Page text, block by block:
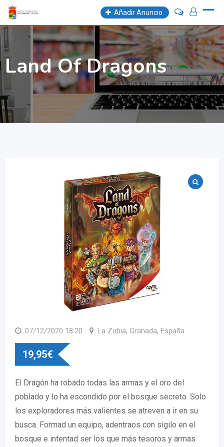
Skip
content
Añadir Anuncio
Land Of Dragons
07/12/2020 18:20 La Zubia, Granada, España
19,95€
El Dragón ha robado todas las armas y el oro del
poblado y lo ha escondido por el bosque secreto. Solo
los exploradores más valientes se atreven a ir en su
busca. Formad un equipo, adentraos con sigilo en el
bosque e intentad ser los que más tesoros y armas